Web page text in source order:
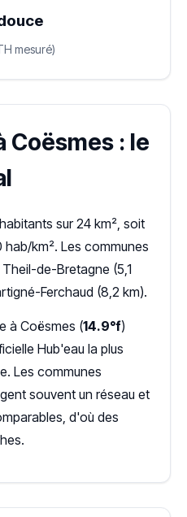
mesuré)
Coësmes : le
sur 24 km², soit
km². Les communes
de-Bretagne (5,1
Ferchaud (8,2 km).
à Coësmes (14.9°f)
Hub'eau la plus
Les communes
souvent un réseau et
d'où des